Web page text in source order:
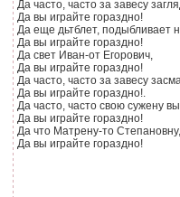
Да часто, часто за завесу
Да вы играйте гораздно!
Да еще дьтблет, подыбливает
Да вы играйте гораздно!
Да свет Иван-от Егорович,
Да вы играйте гораздно!
Да часто, часто за завесу
Да вы играйте гораздно!.
Да часто, часто свою сужену
Да вы играйте гораздно!
Да что Матрену-то Степановну,
Да вы играйте гораздно!